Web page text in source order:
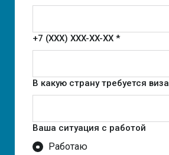
+7 (XXX) XXX-XX-XX *
В какую страну требуется виза
Ваша ситуация с работой
Работаю